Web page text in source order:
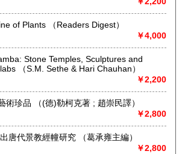
気軽にご相談ください。
術書や近現代美術、古美術、写真集など
、幅広い分野を取扱っております。
ご自身のものでなく書籍の内容等詳しい
も、
対応致しますので安心してご相談くださ
て適切な買取方法をお知らせ致します。
Magic and Medicine of Plants （Readers Digest）
￥4,000
Stone Temples, Sculptures and
Fountain Stone Slabs （S.M. Sethe & Hari Chauhan）
￥2,200
高昌: 吐魯番古代藝術珍品 （(徳)勒柯克著 ; 趙崇民譯）
￥2,800
景教遺珍 : 洛陽新出唐代景教經幢研究 （葛承雍主編）
￥2,800